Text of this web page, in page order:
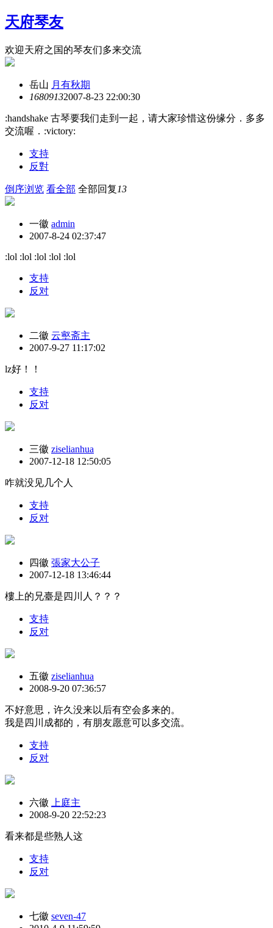
天府琴友
欢迎天府之国的琴友们多来交流
岳山 月有秋期
16809132007-8-23 22:00:30
:handshake 古琴要我们走到一起，请大家珍惜这份缘分．多多
交流喔．:victory:
支持
反對
倒序浏览 看全部 全部回复 13
一徽 admin
2007-8-24 02:37:47
:lol :lol :lol :lol :lol
支持
反对
二徽 云壑斋主
2007-9-27 11:17:02
lz好！！
支持
反对
三徽 ziselianhua
2007-12-18 12:50:05
咋就没见几个人
支持
反对
四徽 張家大公子
2007-12-18 13:46:44
樓上的兄臺是四川人？？？
支持
反对
五徽 ziselianhua
2008-9-20 07:36:57
不好意思，许久没来以后有空会多来的。
我是四川成都的，有朋友愿意可以多交流。
支持
反对
六徽
上庭主
2008-9-20 22:52:23
看来都是些熟人这
支持
反对
七徽 seven-47